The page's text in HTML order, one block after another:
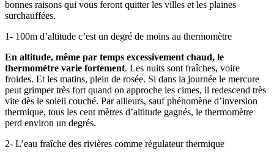
bonnes raisons qui vous feront quitter les villes et les plaines
surchauffées.
1- 100m d’altitude c’est un degré de moins au thermomètre
En altitude, même par temps excessivement chaud, le
thermomètre varie fortement. Les nuits sont fraîches, voire
froides. Et les matins, plein de rosée. Si dans la journée le mercure
peut grimper très fort quand on approche les cimes, il redescend très
vite dès le soleil couché. Par ailleurs, sauf phénomène d’inversion
thermique, tous les cent mètres d’altitude gagnés, le thermomètre
perd environ un degrés.
2- L’eau fraîche des rivières comme régulateur thermique